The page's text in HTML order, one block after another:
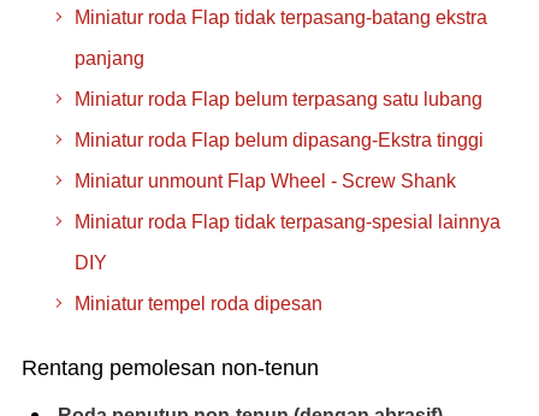
Miniatur roda Flap tidak terpasang-batang ekstra
panjang
Miniatur roda Flap belum terpasang satu lubang
Miniatur roda Flap belum dipasang-Ekstra tinggi
Miniatur unmount Flap Wheel - Screw Shank
Miniatur roda Flap tidak terpasang-spesial lainnya
DIY
Miniatur tempel roda dipesan
Rentang pemolesan non-tenun